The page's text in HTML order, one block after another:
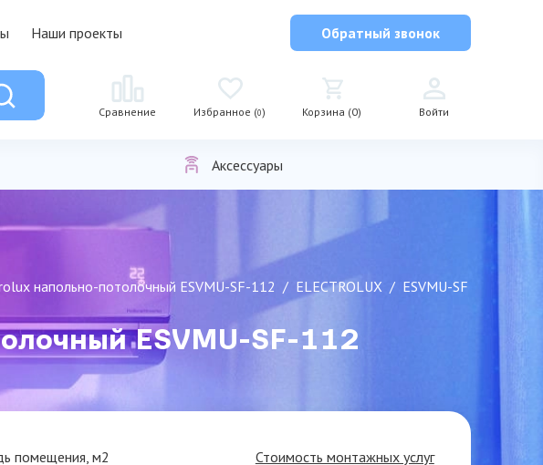
Наши проекты Обратный звонок
Сравнение Избранное (0) Корзина (0) Войти
Аксессуары
напольно-потолочный ESVMU-SF-112 ELECTROLUX ESVMU-SF
ESVMU-SF-112
помещения, м2 Стоимость монтажных услуг